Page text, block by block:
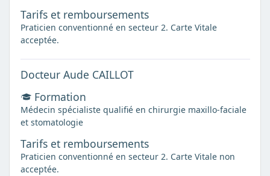
Tarifs et remboursements
Praticien conventionné en secteur 2. Carte Vitale
acceptée.
Docteur Aude CAILLOT
Formation
Médecin spécialiste qualifié en chirurgie maxillo-faciale
et stomatologie
Tarifs et remboursements
Praticien conventionné en secteur 2. Carte Vitale non
acceptée.